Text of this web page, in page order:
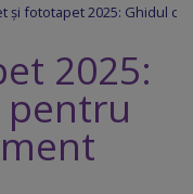
și fototapet 2025: Ghidul
2025: